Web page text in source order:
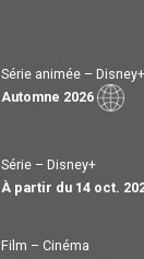
Série animée – Disney+
Automne 2026
Série – Disney+
À partir du 14 oct.
Film – Cinéma